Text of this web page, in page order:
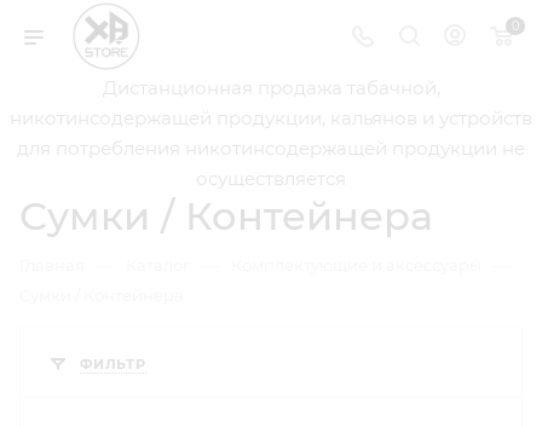
Дистанционная продажа табачной,
никотинсодержащей продукции, кальянов и устройств
для потребления никотинсодержащей продукции не
осуществляется
0
Сумки / Контейнера
ФИЛЬТР